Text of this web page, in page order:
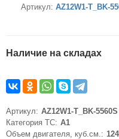
Артикул: AZ12W1-T_BK-
Наличие на складах
Артикул: AZ12W1-T_BK-5560S
Категория ТС: A1
Объем двигателя, куб.см.: